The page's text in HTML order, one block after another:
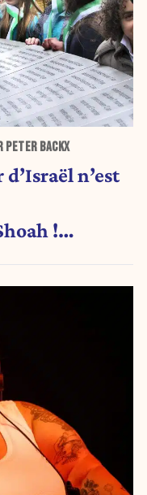
PETER BACKX
n’est
!